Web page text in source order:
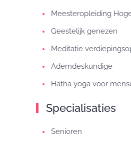
Meesteropleiding
Geestelijk genezen
Meditatie
Ademdeskundige
Hatha yoga voor
Specialisaties
Senioren